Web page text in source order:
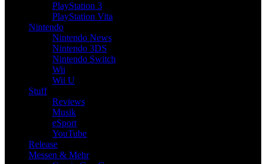
PlayStation 3
PlayStation Vita
Nintendo
Nintendo News
Nintendo 3DS
Nintendo Switch
Wii
Wii U
Stuff
Reviews
Musik
eSport
YouTube
Release
Messen & Mehr